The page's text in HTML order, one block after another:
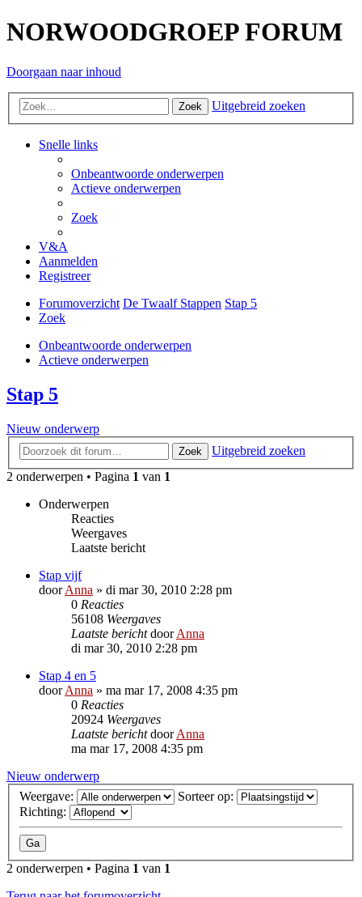
NORWOODGROEP FORUM
Doorgaan naar inhoud
Zoek Uitgebreid zoeken
Snelle links
Onbeantwoorde onderwerpen
Actieve onderwerpen
Zoek
V&A
Aanmelden
Registreer
Forumoverzicht De Twaalf Stappen Stap 5
Zoek
Onbeantwoorde onderwerpen
Actieve onderwerpen
Stap 5
Nieuw onderwerp
Zoek
Uitgebreid zoeken
2 onderwerpen • Pagina 1 van 1
Onderwerpen
Reacties
Weergaves
Laatste bericht
Stap vijf
doorAnna » di mar 30, 2010 2:28 pm
0 Reacties
56108 Weergaves
Laatste berichtdoorAnna
di mar 30, 2010 2:28 pm
Stap 4 en 5
doorAnna » ma mar 17, 2008 4:35 pm
0 Reacties
20924 Weergaves
Laatste berichtdoorAnna
ma mar 17, 2008 4:35 pm
Nieuw onderwerp
Weergave:
Sorteer op:
Richting:
2 onderwerpen • Pagina 1 van 1